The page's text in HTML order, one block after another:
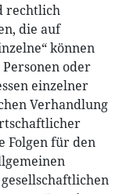
rechtlich
die auf
können
oder
einzelner
Verhandlung
Folgen für den